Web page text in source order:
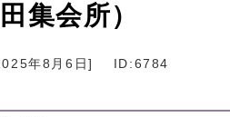
集会所）
年8月6日] ID:6784